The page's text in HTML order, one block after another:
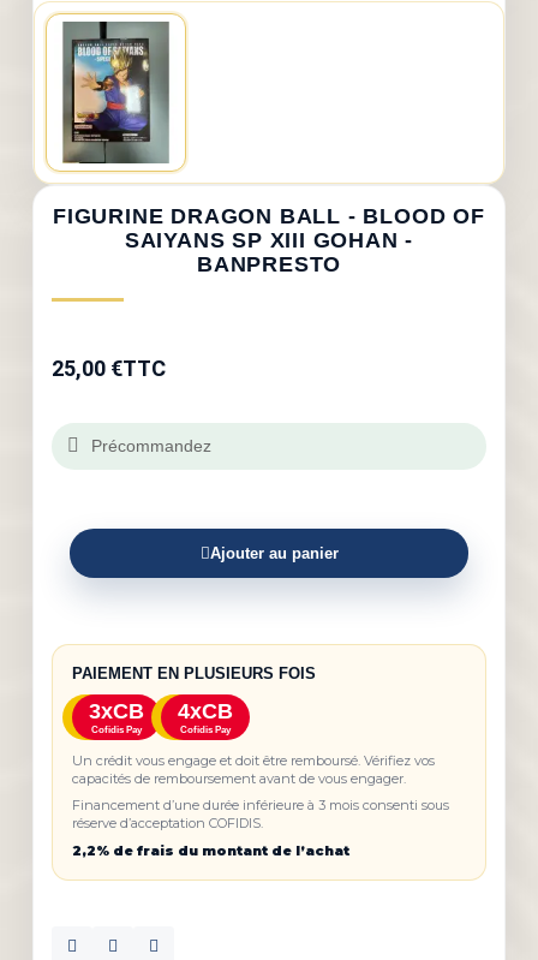
FIGURINE DRAGON BALL - BLOOD OF
SAIYANS SP XIII GOHAN -
BANPRESTO
25,00 €TTC
Précommandez
Ajouter au panier
PAIEMENT EN PLUSIEURS FOIS
3xCB
Cofidis Pay
4xCB
Cofidis Pay
Un crédit vous engage et doit être remboursé. Vérifiez vos
capacités de remboursement avant de vous engager.
Financement d’une durée inférieure à 3 mois consenti sous
réserve d’acceptation COFIDIS.
2,2% de frais du montant de l’achat